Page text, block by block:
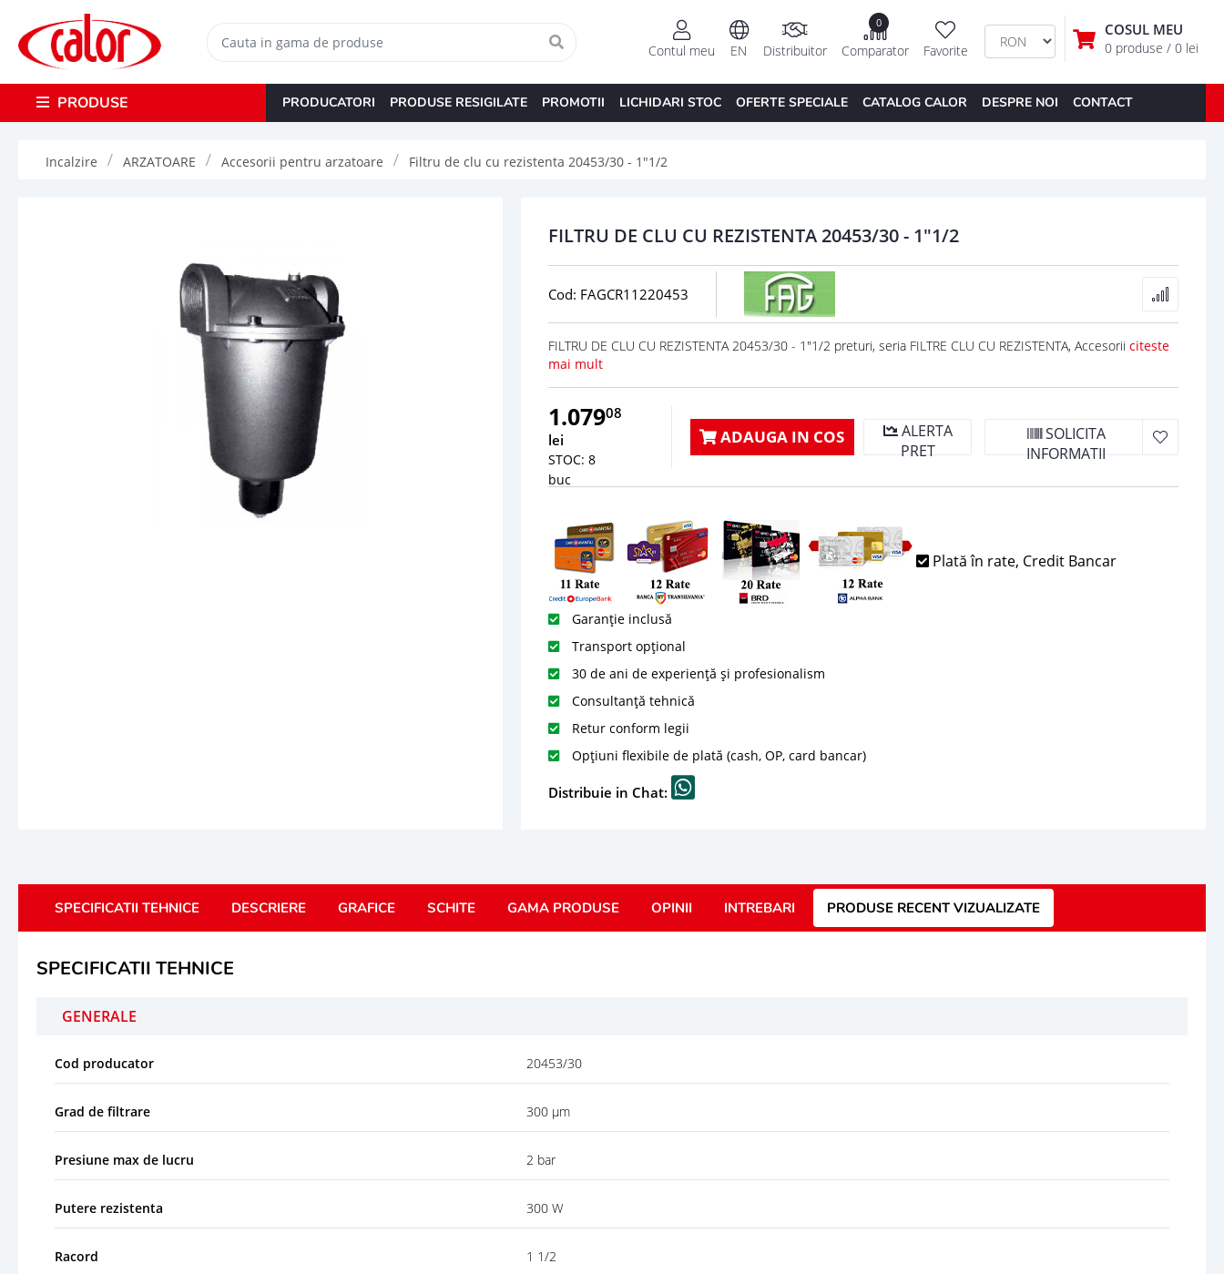
COSUL MEU
0 produse / 0 lei
Favorite
0
Comparator
Distribuitor
EN
Contul meu
PRODUSE PRODUCATORI PRODUSE RESIGILATE PROMOTII LICHIDARI STOC OFERTE SPECIALE CATALOG CALOR DESPRE NOI CONTACT
Incalzire ARZATOARE Accesorii pentru arzatoare Filtru de clu cu rezistenta 20453/30 - 1"1/2
FILTRU DE CLU CU REZISTENTA 20453/30 - 1"1/2
Cod: FAGCR11220453
FILTRU DE CLU CU REZISTENTA 20453/30 - 1"1/2 preturi, seria FILTRE CLU CU REZISTENTA, Accesorii citeste
mai mult
1.07908
lei
STOC: 8
buc
ADAUGA IN COS
ALERTA
PRET
SOLICITA
INFORMATII
Plată în rate, Credit Bancar
Garanție inclusă
Transport opțional
30 de ani de experiență și profesionalism
Consultanță tehnică
Retur conform legii
Opțiuni flexibile de plată (cash, OP, card bancar)
Distribuie in Chat:
SPECIFICATII TEHNICE DESCRIERE GRAFICE SCHITE GAMA PRODUSE OPINII INTREBARI PRODUSE RECENT VIZUALIZATE
SPECIFICATII TEHNICE
GENERALE
Cod producator 20453/30
Grad de filtrare 300 µm
Presiune max de lucru 2 bar
Putere rezistenta 300 W
Racord 1 1/2